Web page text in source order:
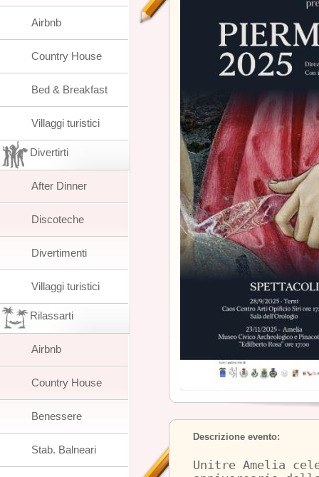
Descrizione evento:
Unitre Amelia
Airbnb
Country House
Bed & Breakfast
Villaggi turistici
Divertirti
After Dinner
Discoteche
Divertimenti
Villaggi turistici
Rilassarti
Airbnb
Country House
Benessere
Stab. Balneari